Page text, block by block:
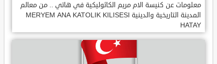
معلومات عن كنيسة الام مريم الكاثوليكية في هاتي .. من معالم
المدينة التاريخية والدينية MERYEM ANA KATOLIK KILISESI
HATAY